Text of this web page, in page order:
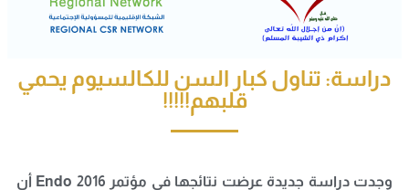
دراسة: تناول كبار السن للكالسيوم يحمي
قلبهم!!!!!
وجدت دراسة جديدة عرضت نتائجها في مؤتمر Endo 2016 أن